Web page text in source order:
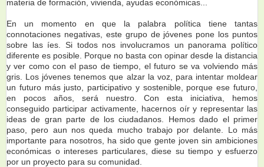
materia de formación, vivienda, ayudas económicas...
En un momento en que la palabra política tiene tantas
connotaciones negativas, este grupo de jóvenes pone los puntos
sobre las íes. Si todos nos involucramos un panorama político
diferente es posible. Porque no basta con opinar desde la distancia
y ver como con el paso de tiempo, el futuro se va volviendo más
gris. Los jóvenes tenemos que alzar la voz, para intentar moldear
un futuro más justo, participativo y sostenible, porque ese futuro,
en pocos años, será nuestro. Con esta iniciativa, hemos
conseguido participar activamente, hacernos oír y representar las
ideas de gran parte de los ciudadanos. Hemos dado el primer
paso, pero aun nos queda mucho trabajo por delante. Lo más
importante para nosotros, ha sido que gente joven sin ambiciones
económicas o intereses particulares, diese su tiempo y esfuerzo
por un proyecto para su comunidad.